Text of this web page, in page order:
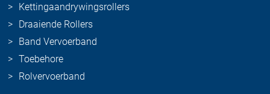
Kettingaandrywingsrollers
Draaiende Rollers
Band Vervoerband
Toebehore
Rolvervoerband